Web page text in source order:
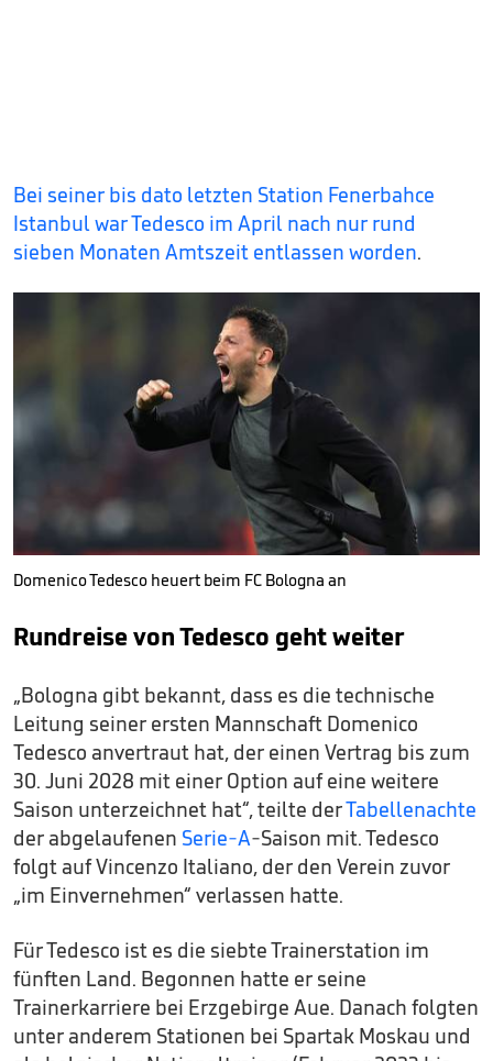
Bei seiner bis dato letzten Station Fenerbahce
Istanbul war Tedesco im April nach nur rund
sieben Monaten Amtszeit entlassen worden.
Domenico Tedesco heuert beim FC Bologna an
Rundreise von Tedesco geht weiter
„Bologna gibt bekannt, dass es die technische
Leitung seiner ersten Mannschaft Domenico
Tedesco anvertraut hat, der einen Vertrag bis zum
30. Juni 2028 mit einer Option auf eine weitere
Saison unterzeichnet hat“, teilte derTabellenachte
der abgelaufenen Serie-A-Saison mit. Tedesco
folgt auf Vincenzo Italiano, der den Verein zuvor
„im Einvernehmen“ verlassen hatte.
Für Tedesco ist es die siebte Trainerstation im
fünften Land. Begonnen hatte er seine
Trainerkarriere bei Erzgebirge Aue. Danach folgten
unter anderem Stationen bei Spartak Moskau und